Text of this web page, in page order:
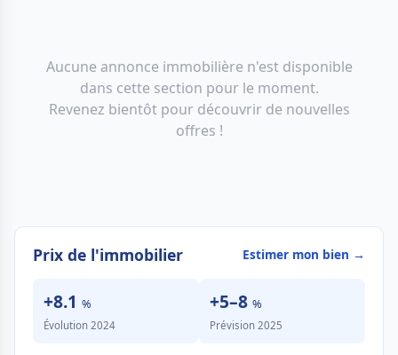
Aucune annonce immobilière n'est disponible
dans cette section pour le moment.
Revenez bientôt pour découvrir de nouvelles
offres !
Prix de l'immobilier Estimer mon bien →
+8.1 %
Évolution 2024
+5–8 %
Prévision 2025